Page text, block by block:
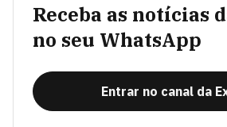
Receba as notícias
no seu WhatsApp
Entrar no canal da